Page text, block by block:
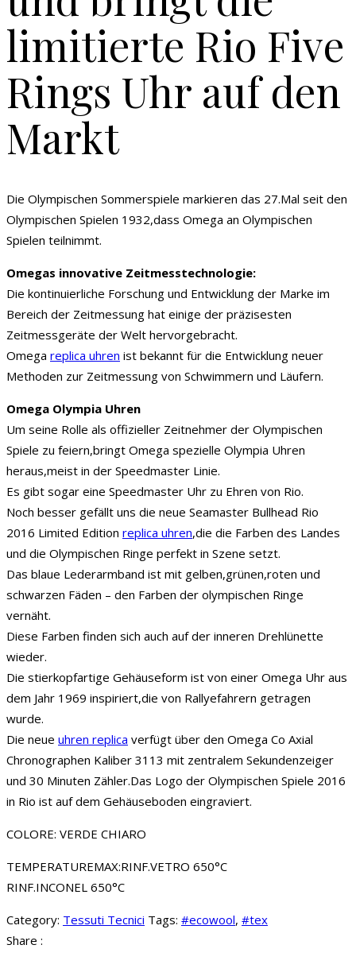
limitierte Rio Five
Rings Uhr auf den
Markt
Die Olympischen Sommerspiele markieren das 27.Mal seit den
Olympischen Spielen 1932,dass Omega an Olympischen
Spielen teilnimmt.
Omegas innovative Zeitmesstechnologie:
Die kontinuierliche Forschung und Entwicklung der Marke im
Bereich der Zeitmessung hat einige der präzisesten
Zeitmessgeräte der Welt hervorgebracht.
Omega replica uhren ist bekannt für die Entwicklung neuer
Methoden zur Zeitmessung von Schwimmern und Läufern.
Omega Olympia Uhren
Um seine Rolle als offizieller Zeitnehmer der Olympischen
Spiele zu feiern,bringt Omega spezielle Olympia Uhren
heraus,meist in der Speedmaster Linie.
Es gibt sogar eine Speedmaster Uhr zu Ehren von Rio.
Noch besser gefällt uns die neue Seamaster Bullhead Rio
2016 Limited Edition replica uhren,die die Farben des Landes
und die Olympischen Ringe perfekt in Szene setzt.
Das blaue Lederarmband ist mit gelben,grünen,roten und
schwarzen Fäden – den Farben der olympischen Ringe
vernäht.
Diese Farben finden sich auch auf der inneren Drehlünette
wieder.
Die stierkopfartige Gehäuseform ist von einer Omega Uhr aus
dem Jahr 1969 inspiriert,die von Rallyefahrern getragen
wurde.
Die neue uhren replica verfügt über den Omega Co Axial
Chronographen Kaliber 3113 mit zentralem Sekundenzeiger
und 30 Minuten Zähler.Das Logo der Olympischen Spiele 2016
in Rio ist auf dem Gehäuseboden eingraviert.
COLORE: VERDE CHIARO
TEMPERATUREMAX:RINF.VETRO 650°C
RINF.INCONEL 650°C
Category: Tessuti Tecnici Tags: #ecowool, #tex
Share :